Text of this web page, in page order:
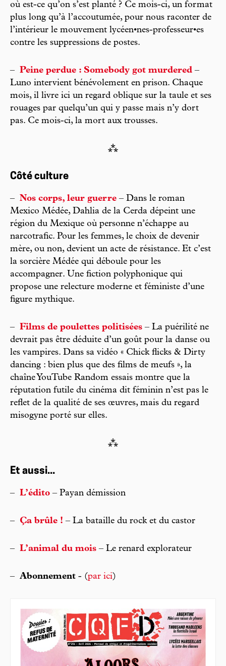
où est-ce qu’on s’est planté ? Ce mois-ci, un format
plus long qu’à l’accoutumée, pour nous raconter de
l’intérieur le mouvement lycéen•nes-professeur•es
contre les suppressions de postes.
– Peine perdue : Somebody got murdered –
Luno intervient bénévolement en prison. Chaque
mois, il livre ici un regard oblique sur la taule et ses
rouages par quelqu’un qui y passe mais n’y dort
pas. Ce mois-ci, la mort aux trousses.
⁂
Côté culture
– Nos corps, leur guerre – Dans le roman
Mexico Médée, Dahlia de la Cerda dépeint une
région du Mexique où personne n’échappe au
narcotrafic. Pour les femmes, le choix de devenir
mère, ou non, devient un acte de résistance. Et c’est
la sorcière Médée qui déboule pour les
accompagner. Une fiction polyphonique qui
propose une relecture moderne et féministe d’une
figure mythique.
– Films de poulettes politisées – La puérilité ne
devrait pas être déduite d’un goût pour la danse ou
les vampires. Dans sa vidéo « Chick flicks & Dirty
dancing : bien plus que des films de meufs », la
chaîne YouTube Random essais montre que la
réputation futile du cinéma dit féminin n’est pas le
reflet de la qualité de ses œuvres, mais du regard
misogyne porté sur elles.
⁂
Et aussi...
– L’édito – Payan démission
– Ça brûle ! – La bataille du rock et du castor
– L’animal du mois – Le renard explorateur
– Abonnement - (par ici)